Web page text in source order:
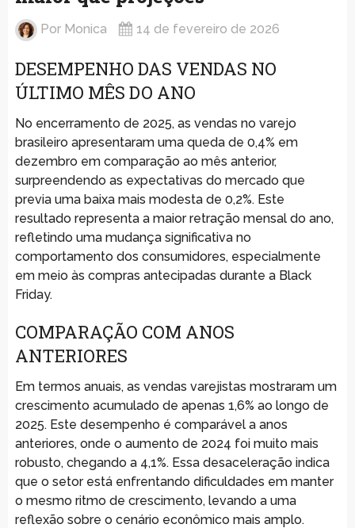
Por Monica 14 de fevereiro de 2026
DESEMPENHO DAS VENDAS NO
ÚLTIMO MÊS DO ANO
No encerramento de 2025, as vendas no varejo
brasileiro apresentaram uma queda de 0,4% em
dezembro em comparação ao mês anterior,
surpreendendo as expectativas do mercado que
previa uma baixa mais modesta de 0,2%. Este
resultado representa a maior retração mensal do ano,
refletindo uma mudança significativa no
comportamento dos consumidores, especialmente
em meio às compras antecipadas durante a Black
Friday.
COMPARAÇÃO COM ANOS
ANTERIORES
Em termos anuais, as vendas varejistas mostraram um
crescimento acumulado de apenas 1,6% ao longo de
2025. Este desempenho é comparável a anos
anteriores, onde o aumento de 2024 foi muito mais
robusto, chegando a 4,1%. Essa desaceleração indica
que o setor está enfrentando dificuldades em manter
o mesmo ritmo de crescimento, levando a uma
reflexão sobre o cenário econômico mais amplo.